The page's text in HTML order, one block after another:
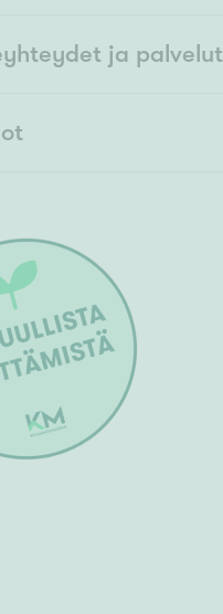
ja palvelut